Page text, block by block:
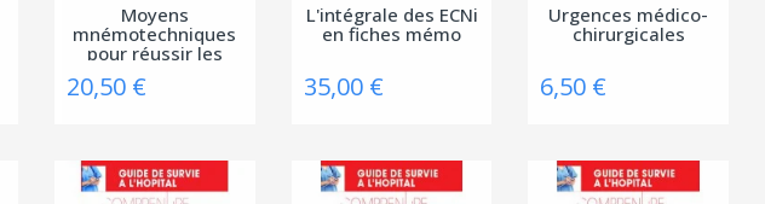
Moyens
mnémotechniques
pour réussir les
20,50 €
L'intégrale des ECNi
en fiches mémo
35,00 €
Urgences médico-
chirurgicales
6,50 €